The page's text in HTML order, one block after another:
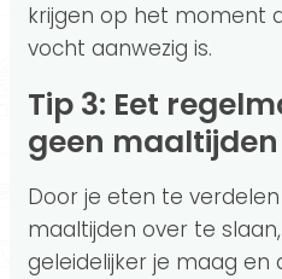
krijgen op het moment
vocht aanwezig is.
Tip 3: Eet regelmatig en sla
geen
Door je eten te
maaltijden over te
geleidelijker je maag en